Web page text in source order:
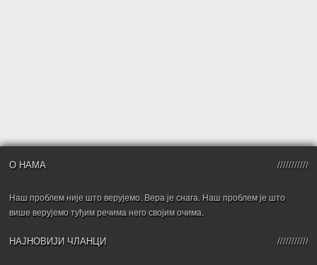
О НАМА
Наш проблем није што верујемо. Вера је снага. Наш проблем је што
више верујемо туђим речима него својим очима.
НАЈНОВИЈИ ЧЛАНЦИ